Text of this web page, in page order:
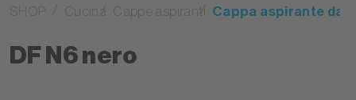
Cappa aspirante da
DF N6 nero